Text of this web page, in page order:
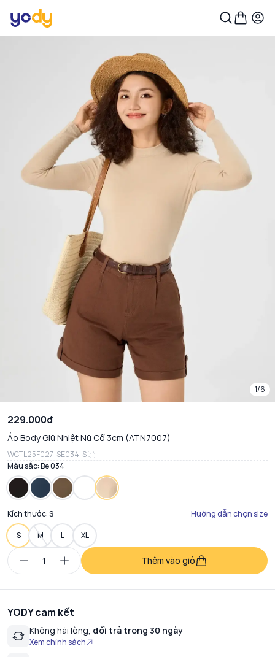
1/6
229.000đ
Áo Body Giữ Nhiệt Nữ Cổ 3cm (ATN7007)
WCTL25F027-SE034-S
Màu sắc:Be 034
Kích thước:S Hướng dẫn chọn size
S M L XL
Thêm vào giỏ
YODY cam kết
Không hài lòng, đổi trả trong 30 ngày
Xem chính sách